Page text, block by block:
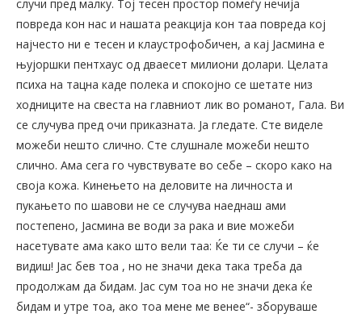
случи пред малку. Тој тесен простор помеѓу нечија
повреда кон нас и нашата реакција кон таа повреда кој
најчесто ни е тесен и клаустрофобичен, а кај Јасмина е
њујоршки пентхаус од дваесет милиони долари. Целата
психа на тацна каде полека и спокојно се шетате низ
ходниците на свеста на главниот лик во романот, Гала. Ви
се случува пред очи приказната. Ја гледате. Сте виделе
можеби нешто слично. Сте слушнале можеби нешто
слично. Ама сега го чувствувате во себе – скоро како на
своја кожа. Кинењето на деловите на личноста и
пукањето по шавови не се случува наеднаш ами
постепено, Јасмина ве води за рака и вие можеби
насетувате ама како што вели таа: Ќе ти се случи – ќе
видиш! Јас бев тоа , но не значи дека така треба да
продолжам да бидам. Јас сум тоа но не значи дека ќе
бидам и утре тоа, ако тоа мене ме венее“- зборуваше